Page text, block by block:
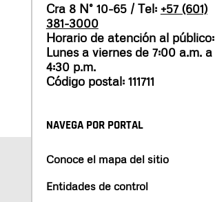
Cra 8 N° 10-65 / Tel: +57 (601)
381-3000
Horario de atención al público:
Lunes a viernes de 7:00 a.m. a
4:30 p.m.
Código postal: 111711
NAVEGA POR PORTAL
Conoce el mapa del sitio
Entidades de control